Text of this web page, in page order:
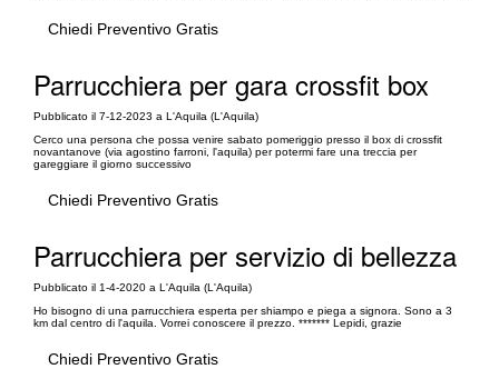
Chiedi Preventivo Gratis
Parrucchiera per gara crossfit box
Pubblicato il 7-12-2023 a L'Aquila (L'Aquila)
Cerco una persona che possa venire sabato pomeriggio presso il box di crossfit
novantanove (via agostino farroni, l'aquila) per potermi fare una treccia per
gareggiare il giorno successivo
Chiedi Preventivo Gratis
Parrucchiera per servizio di bellezza
Pubblicato il 1-4-2020 a L'Aquila (L'Aquila)
Ho bisogno di una parrucchiera esperta per shiampo e piega a signora. Sono a 3
km dal centro di l'aquila. Vorrei conoscere il prezzo. ******* Lepidi, grazie
Chiedi Preventivo Gratis